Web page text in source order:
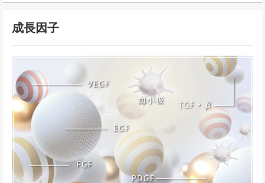
成長因子